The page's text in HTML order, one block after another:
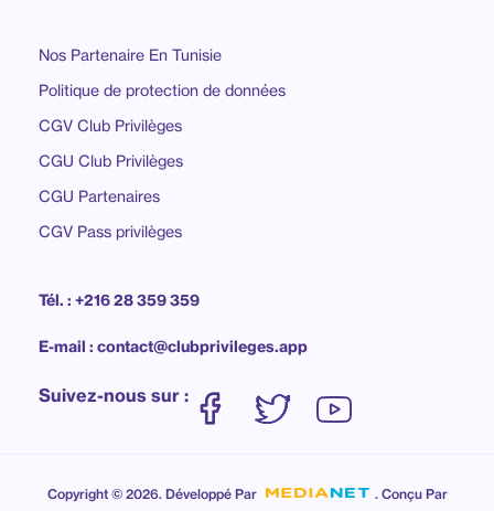
Nos Partenaire En Tunisie
Politique de protection de données
CGV Club Privilèges
CGU Club Privilèges
CGU Partenaires
CGV Pass privilèges
Tél. : +216 28 359 359
E-mail : contact@clubprivileges.app
Suivez-nous sur :
Copyright © 2026. Développé Par . Conçu Par